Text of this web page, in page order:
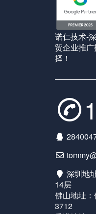
诺仁技术-
贸企业推
择！
深圳地
14层
佛山地址
3712